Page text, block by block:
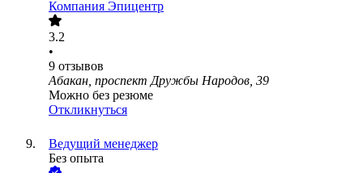
Компания Эпицентр
3.2
•
9 отзывов
Абакан, проспект Дружбы Народов, 39
Можно без резюме
Откликнуться
Ведущий менеджер
Без опыта